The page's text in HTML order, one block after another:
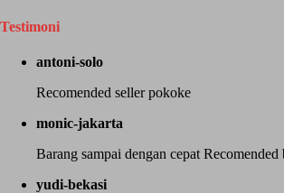
Testimoni
antoni-solo
Recomended seller pokoke
monic-jakarta
Barang sampai dengan cepat Recomended
yudi-bekasi